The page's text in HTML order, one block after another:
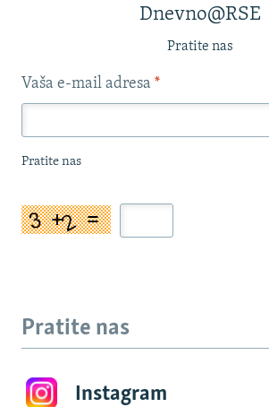
Dnevno@RSE
Pratite nas
Vaša e-mail adresa *
Pratite nas
Pratite nas
Instagram